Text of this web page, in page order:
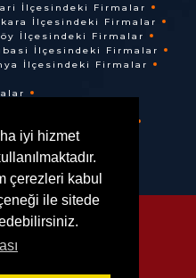
iyi hizmet
çerezleri kabul
ile sitede
İlçesindeki Firmalar
İlçesindeki Firmalar
İlçesindeki Firmalar
İlçesindeki Firmalar
İlçesindeki Firmalar
Rehberi